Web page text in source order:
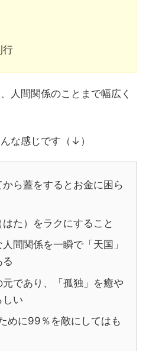
行
人間関係のことまで幅広く
な感じです（↓）
から蓋をするとお金に困ら
はた）をラクにすること
人間関係を一瞬で「天国」
元であり、「孤独」を癒や
しい
めに99％を敵にしてはも